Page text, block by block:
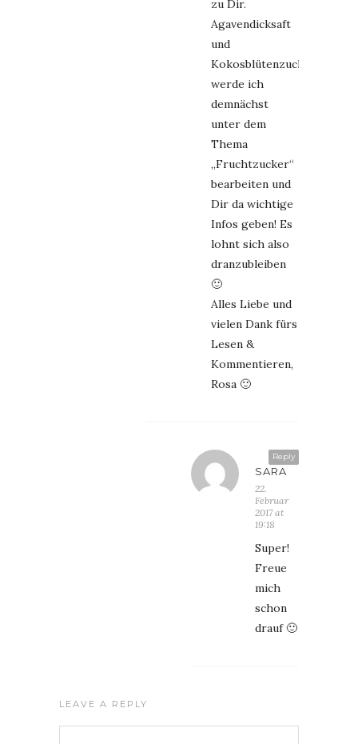
zu Dir.
Agavendicksaft
und
Kokosblütenzucker
werde ich
demnächst
unter dem
Thema
„Fruchtzucker“
bearbeiten und
Dir da wichtige
Infos geben! Es
lohnt sich also
dranzubleiben
🙂
Alles Liebe und
vielen Dank fürs
Lesen &
Kommentieren,
Rosa 🙂
Reply
SARA
22.
Februar
2017 at
19:18
Super!
Freue
mich
schon
drauf 🙂
LEAVE A REPLY